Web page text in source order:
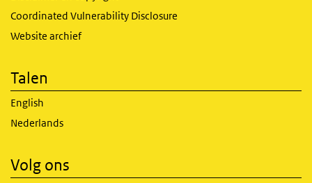
Coordinated Vulnerability Disclosure
Website archief
Talen
English
Nederlands
Volg ons